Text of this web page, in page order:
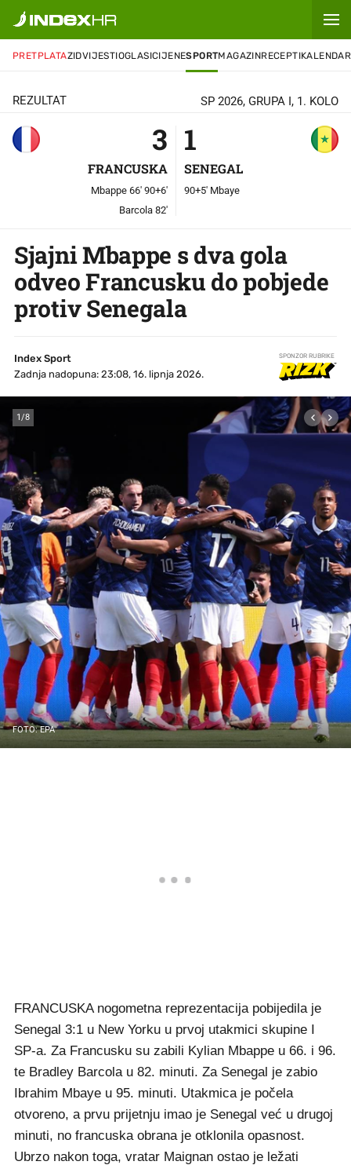
PRETPLATAZIDVIJESTIOGLASICIJENESPORTMAGAZINRECEPTIKALENDAR
REZULTAT SP 2026, GRUPA I, 1. KOLO
3 1
FRANCUSKA SENEGAL
Mbappe 66' 90+6'
Barcola 82'
90+5' Mbaye
Sjajni Mbappe s dva gola
odveo Francusku do pobjede
protiv Senegala
Index Sport
Zadnja nadopuna: 23:08, 16. lipnja 2026.
SPONZOR RUBRIKE
1/8
FOTO: EPA
FRANCUSKA nogometna reprezentacija pobijedila je
Senegal 3:1 u New Yorku u prvoj utakmici skupine I
SP-a. Za Francusku su zabili Kylian Mbappe u 66. i 96.
te Bradley Barcola u 82. minuti. Za Senegal je zabio
Ibrahim Mbaye u 95. minuti. Utakmica je počela
otvoreno, a prvu prijetnju imao je Senegal već u drugoj
minuti, no francuska obrana je otklonila opasnost.
Ubrzo nakon toga, vratar Maignan ostao je ležati